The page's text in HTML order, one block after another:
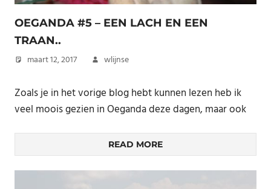
OEGANDA #5 – EEN LACH EN EEN
TRAAN..
maart 12, 2017 wlijnse
Zoals je in het vorige blog hebt kunnen lezen heb ik
veel moois gezien in Oeganda deze dagen, maar ook
READ MORE